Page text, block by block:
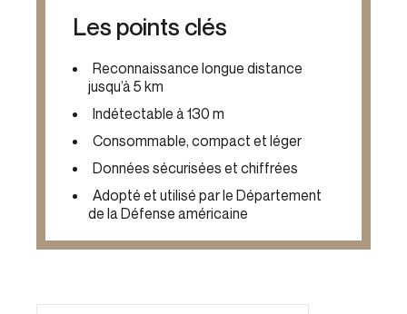
Les points clés
Reconnaissance longue distance
jusqu’à 5 km
Indétectable à 130 m
Consommable, compact et léger
Données sécurisées et chiffrées
Adopté et utilisé par le Département
de la Défense américaine